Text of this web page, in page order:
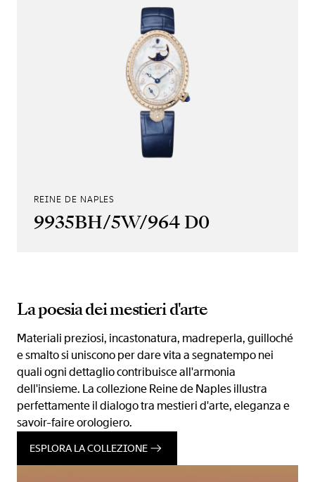
REINE DE NAPLES
9935BH/5W/964 D0
La poesia dei mestieri d'arte
Materiali preziosi, incastonatura, madreperla, guilloché
e smalto si uniscono per dare vita a segnatempo nei
quali ogni dettaglio contribuisce all'armonia
dell'insieme. La collezione Reine de Naples illustra
perfettamente il dialogo tra mestieri d'arte, eleganza e
savoir-faire orologiero.
ESPLORA LA COLLEZIONE